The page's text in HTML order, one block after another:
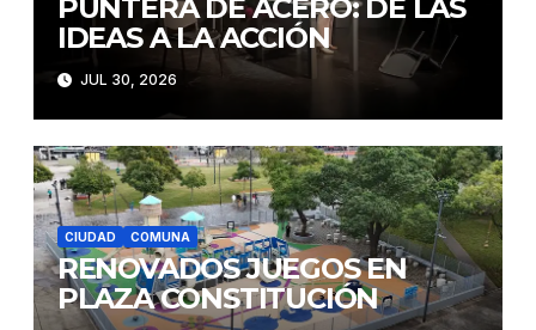
PUNTERA DE ACERO: DE LAS
IDEAS A LA ACCIÓN
JUL 30, 2026
CIUDAD COMUNA
RENOVADOS JUEGOS EN
PLAZA CONSTITUCIÓN